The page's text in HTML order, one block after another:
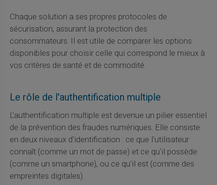
Chaque solution a ses propres protocoles de
sécurisation, assurant la protection des
consommateurs. Il est utile de comparer les options
disponibles pour choisir celle qui correspond le mieux à
vos critères de santé et de commodité.
Le rôle de l'authentification multiple
L'authentification multiple est devenue un pilier essentiel
de la prévention des fraudes numériques. Elle consiste
en deux niveaux d'identification : ce que l'utilisateur
connaît (comme un mot de passe) et ce qu'il possède
(comme un smartphone), ou ce qu'il est (comme des
empreintes digitales).